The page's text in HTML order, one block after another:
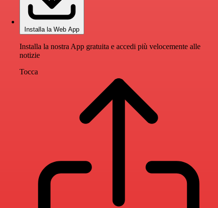
Installa la Web App
Installa la nostra App gratuita e accedi più velocemente alle
notizie
Tocca